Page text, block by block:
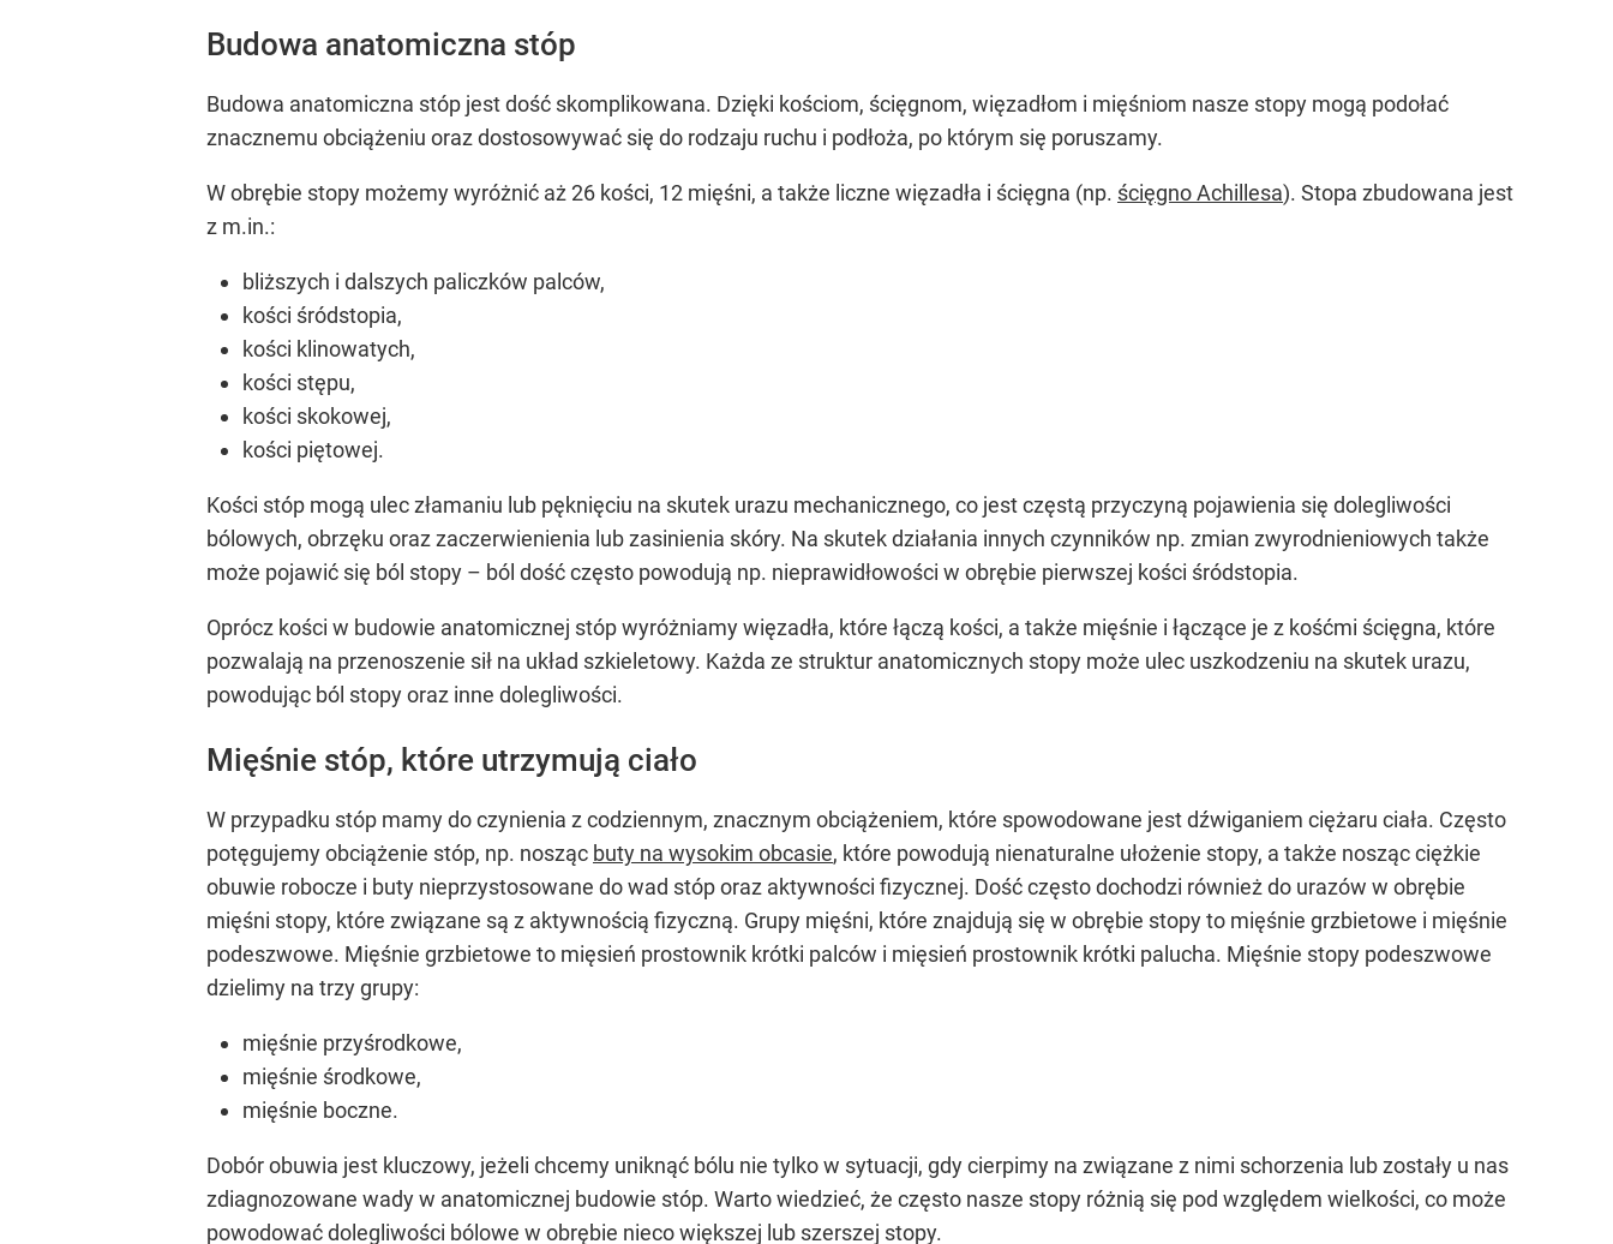
Budowa anatomiczna stóp
Budowa anatomiczna stóp jest dość skomplikowana. Dzięki kościom, ścięgnom, więzadłom i mięśniom nasze stopy mogą podołać
znacznemu obciążeniu oraz dostosowywać się do rodzaju ruchu i podłoża, po którym się poruszamy.
W obrębie stopy możemy wyróżnić aż 26 kości, 12 mięśni, a także liczne więzadła i ścięgna (np. ścięgno Achillesa). Stopa zbudowana jest
z m.in.:
bliższych i dalszych paliczków palców,
kości śródstopia,
kości klinowatych,
kości stępu,
kości skokowej,
kości piętowej.
Kości stóp mogą ulec złamaniu lub pęknięciu na skutek urazu mechanicznego, co jest częstą przyczyną pojawienia się dolegliwości
bólowych, obrzęku oraz zaczerwienienia lub zasinienia skóry. Na skutek działania innych czynników np. zmian zwyrodnieniowych także
może pojawić się ból stopy – ból dość często powodują np. nieprawidłowości w obrębie pierwszej kości śródstopia.
Oprócz kości w budowie anatomicznej stóp wyróżniamy więzadła, które łączą kości, a także mięśnie i łączące je z kośćmi ścięgna, które
pozwalają na przenoszenie sił na układ szkieletowy. Każda ze struktur anatomicznych stopy może ulec uszkodzeniu na skutek urazu,
powodując ból stopy oraz inne dolegliwości.
Mięśnie stóp, które utrzymują ciało
W przypadku stóp mamy do czynienia z codziennym, znacznym obciążeniem, które spowodowane jest dźwiganiem ciężaru ciała. Często
potęgujemy obciążenie stóp, np. nosząc buty na wysokim obcasie, które powodują nienaturalne ułożenie stopy, a także nosząc ciężkie
obuwie robocze i buty nieprzystosowane do wad stóp oraz aktywności fizycznej. Dość często dochodzi również do urazów w obrębie
mięśni stopy, które związane są z aktywnością fizyczną. Grupy mięśni, które znajdują się w obrębie stopy to mięśnie grzbietowe i mięśnie
podeszwowe. Mięśnie grzbietowe to mięsień prostownik krótki palców i mięsień prostownik krótki palucha. Mięśnie stopy podeszwowe
dzielimy na trzy grupy:
mięśnie przyśrodkowe,
mięśnie środkowe,
mięśnie boczne.
Dobór obuwia jest kluczowy, jeżeli chcemy uniknąć bólu nie tylko w sytuacji, gdy cierpimy na związane z nimi schorzenia lub zostały u nas
zdiagnozowane wady w anatomicznej budowie stóp. Warto wiedzieć, że często nasze stopy różnią się pod względem wielkości, co może
powodować dolegliwości bólowe w obrębie nieco większej lub szerszej stopy.